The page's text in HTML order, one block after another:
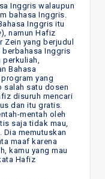
Inggris walaupun
bahasa Inggris.
Inggris itu
), namun Hafiz
Zein yang berjudul
berbahasa Inggris
Bahasa
yang
salah satu dosen
disuruh mencari
dan itu gratis.
mentah oleh
saja tidak mau,
Dia memutuskan
maaf karena
kamu yang mau
Hafiz